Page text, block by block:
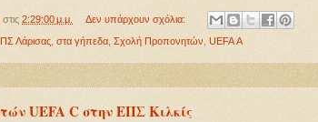
στις 2:29:00 μ.μ. Δεν υπάρχουν σχόλια:
Λάρισας στα γήπεδα Σχολή Προπονητών UEFA Α
UEFA C στην ΕΠΣ Κιλκίς